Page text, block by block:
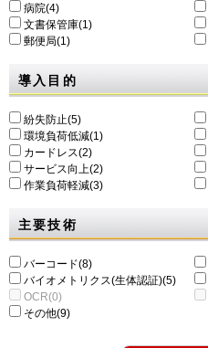
病院(4)
文書保管庫(1)
郵便局(1)
導入目的
紛失防止(5)
環境負荷低減(1)
カードレス(2)
サービス向上(2)
作業負荷軽減(3)
主要技術
バーコード(8)
バイオメトリクス(生体認証)(5)
OCR(0)
その他(9)